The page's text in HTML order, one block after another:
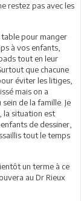
restez pas avec les
table pour manger
à vos enfants,
tout en leur
que chacune
éviter les litiges,
mais on a
de la famille. Je
la situation est
de dessiner,
tout le temps
un terme à ce
au Dr Rieux